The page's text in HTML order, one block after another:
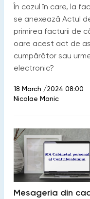
În cazul în care, la
se anexează Actul
primirea facturii de
oare acest act de
cumpărător sau
electronic?
18 March /2024 08:00
Nicolae Manic
Mesageria din